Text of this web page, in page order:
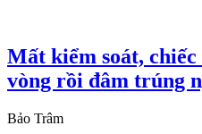
Mất kiểm soát,
vòng rồi đâm trúng
Bảo Trâm